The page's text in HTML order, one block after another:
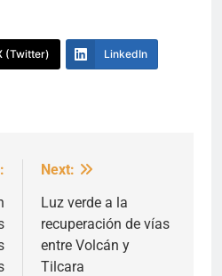
(Twitter) LinkedIn
Next:
Luz verde a la
recuperación de vías
entre Volcán y
Tilcara